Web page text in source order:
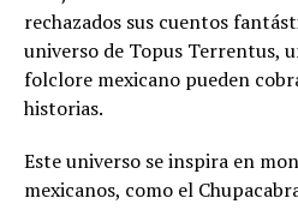
rechazados sus cuentos
universo de Topus Terrentus,
folclore mexicano pueden
historias.
Este universo se inspira en
mexicanos, como el